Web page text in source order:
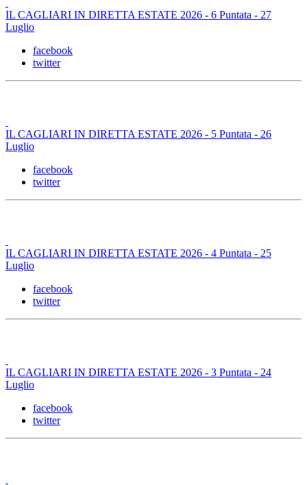
IL CAGLIARI IN DIRETTA ESTATE 2026 - 6 Puntata - 27
Luglio
facebook
twitter
IL CAGLIARI IN DIRETTA ESTATE 2026 - 5 Puntata - 26
Luglio
facebook
twitter
IL CAGLIARI IN DIRETTA ESTATE 2026 - 4 Puntata - 25
Luglio
facebook
twitter
IL CAGLIARI IN DIRETTA ESTATE 2026 - 3 Puntata - 24
Luglio
facebook
twitter